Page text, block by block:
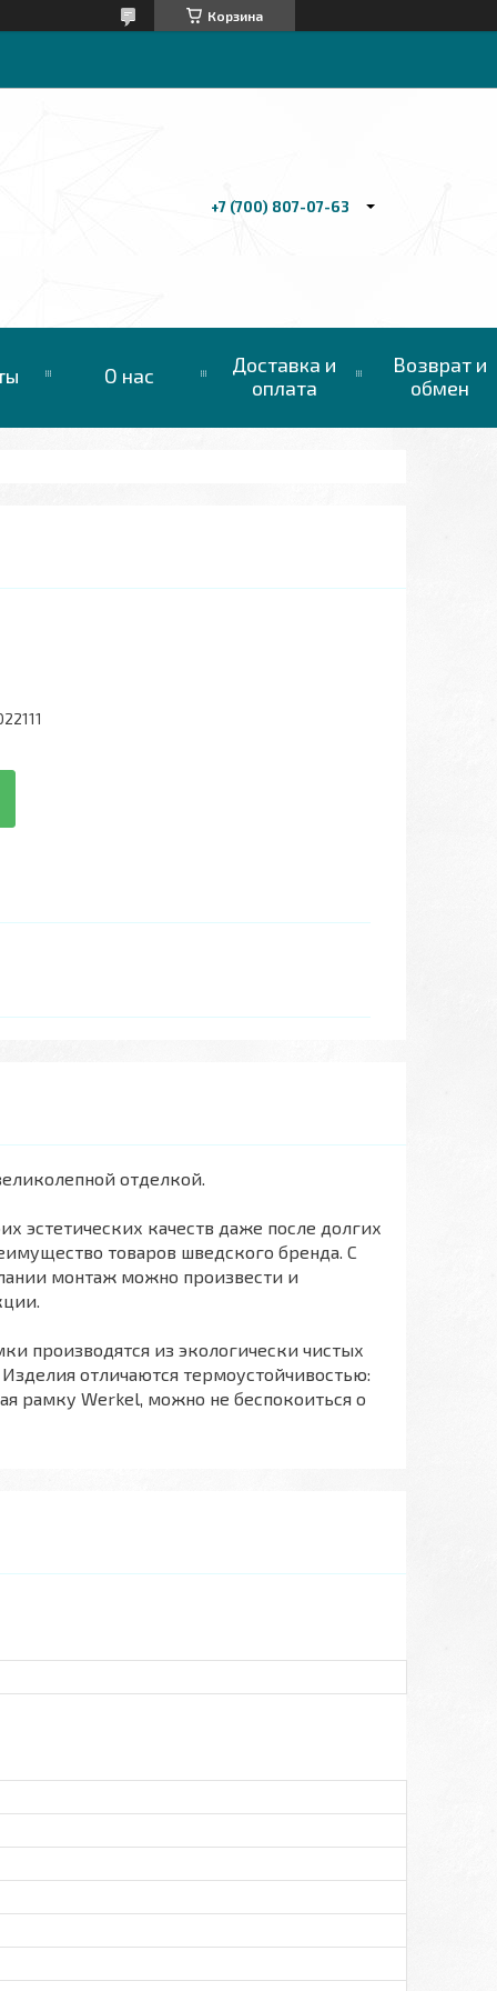
Корзина
+7 (700) 807-07-63
О нас
Доставка и
оплата
Возврат и
обмен
отделкой.
эстетических качеств даже после долгих
товаров шведского бренда. С
монтаж можно произвести и
производятся из экологически чистых
отличаются термоустойчивостью:
рамку Werkel, можно не беспокоиться о